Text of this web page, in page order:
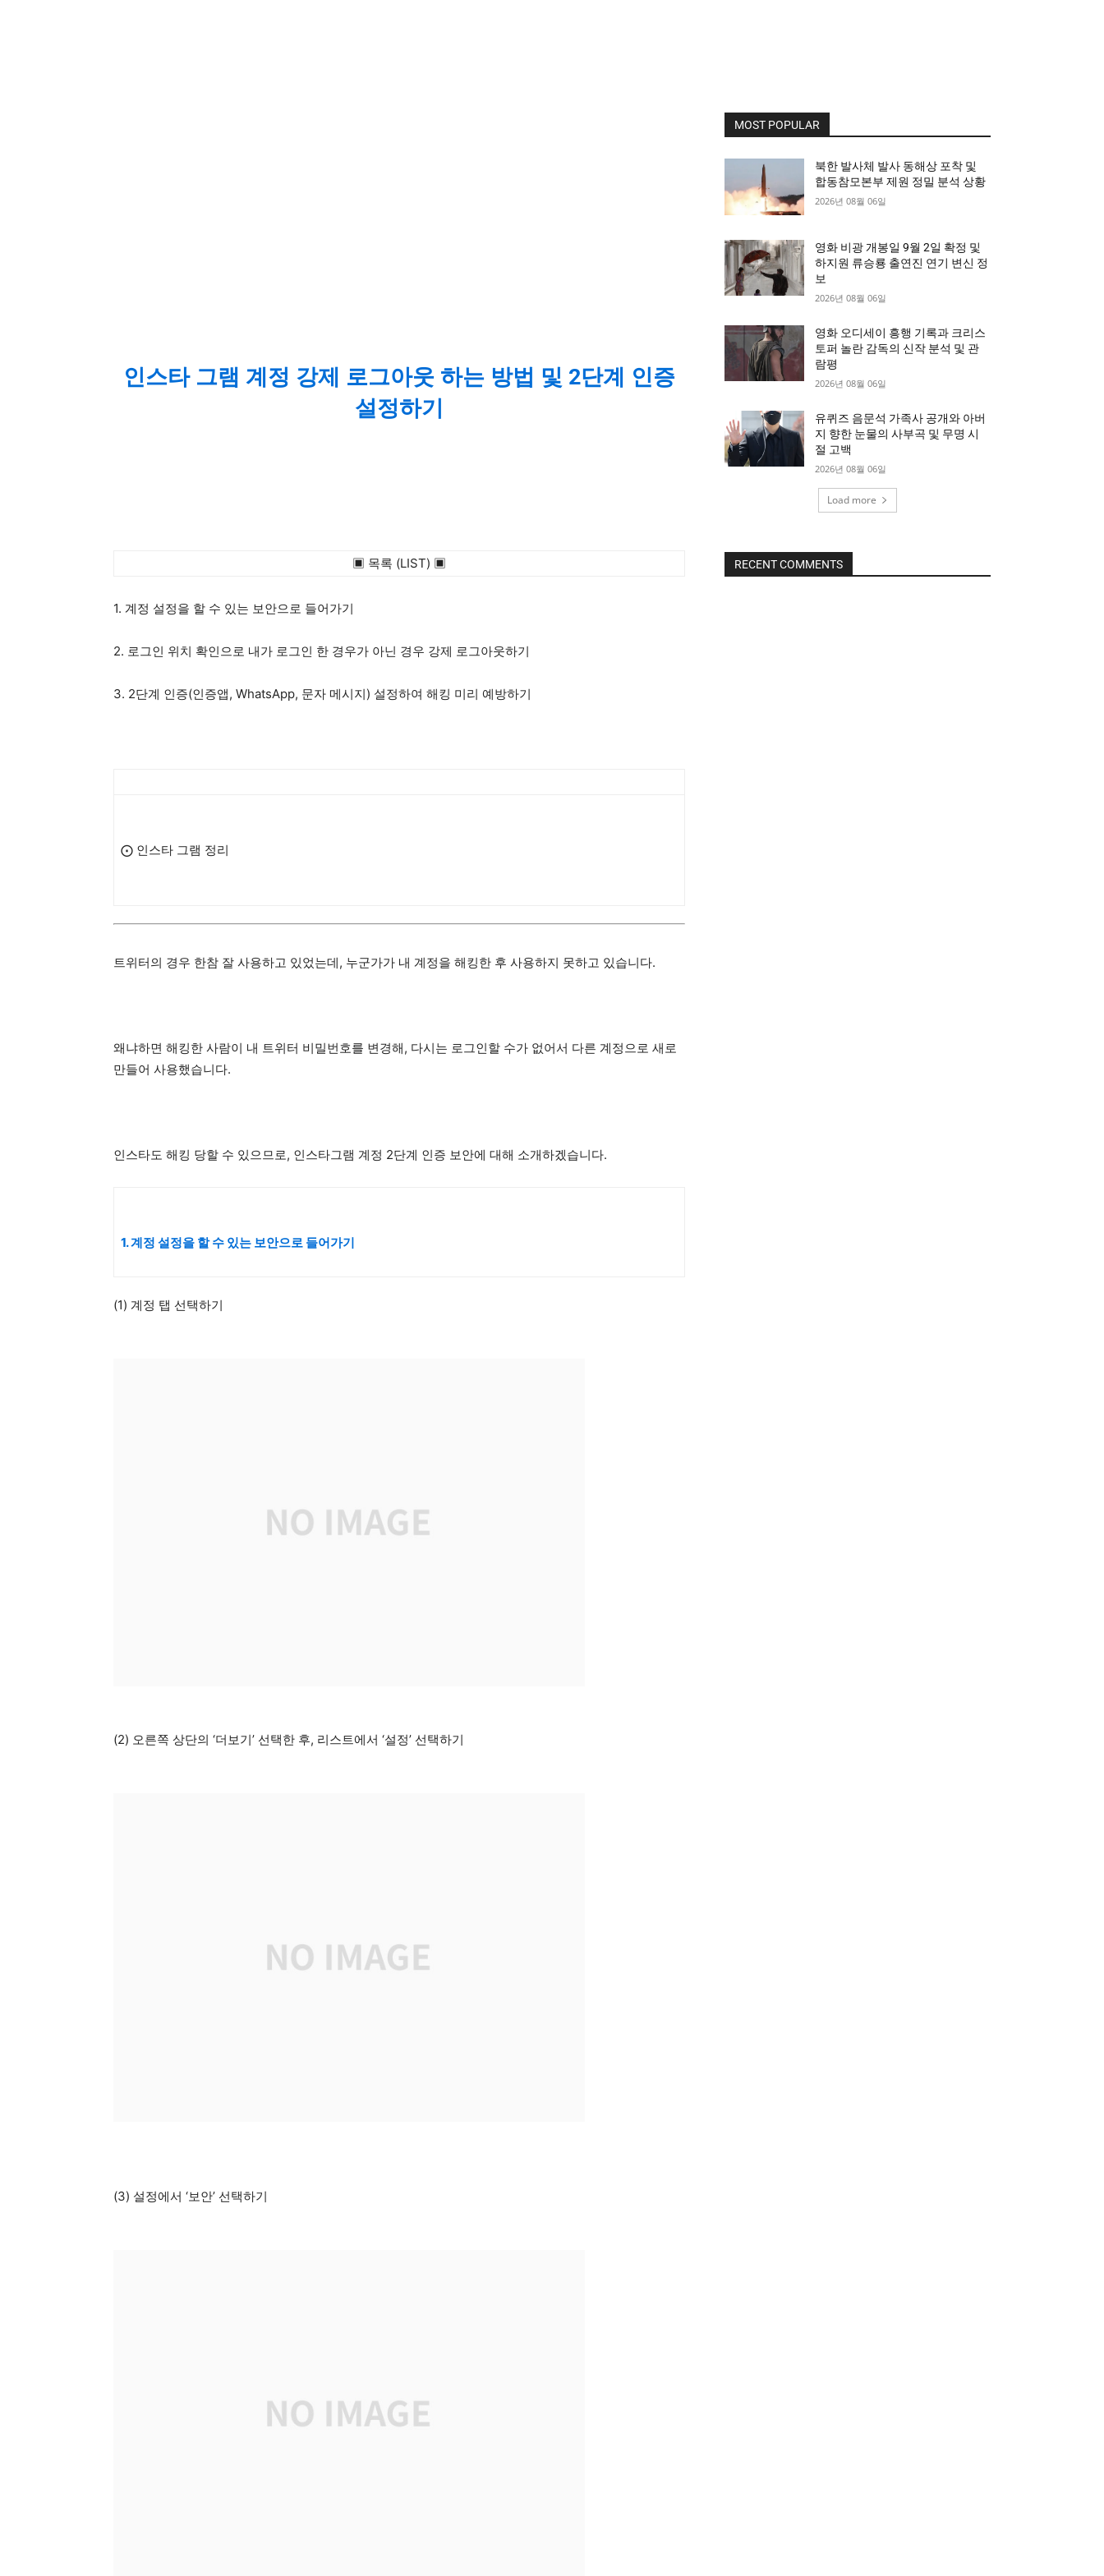
인스타 그램 계정 강제 로그아웃 하는 방법 및 2단계 인증
설정하기
▣ 목록 (LIST) ▣
1. 계정 설정을 할 수 있는 보안으로 들어가기
2. 로그인 위치 확인으로 내가 로그인 한 경우가 아닌 경우 강제 로그아웃하기
3. 2단계 인증(인증앱, WhatsApp, 문자 메시지) 설정하여 해킹 미리 예방하기
⨀ 인스타 그램 정리
트위터의 경우 한참 잘 사용하고 있었는데, 누군가가 내 계정을 해킹한 후 사용하지 못하고 있습니다.
왜냐하면 해킹한 사람이 내 트위터 비밀번호를 변경해, 다시는 로그인할 수가 없어서 다른 계정으로 새로
만들어 사용했습니다.
인스타도 해킹 당할 수 있으므로, 인스타그램 계정 2단계 인증 보안에 대해 소개하겠습니다.
1. 계정 설정을 할 수 있는 보안으로 들어가기
(1) 계정 탭 선택하기
(2) 오른쪽 상단의 ‘더보기’ 선택한 후, 리스트에서 ‘설정’ 선택하기
(3) 설정에서 ‘보안’ 선택하기
MOST POPULAR
북한 발사체 발사 동해상 포착 및
합동참모본부 제원 정밀 분석 상황
2026년 08월 06일
영화 비광 개봉일 9월 2일 확정 및
하지원 류승룡 출연진 연기 변신 정
보
2026년 08월 06일
영화 오디세이 흥행 기록과 크리스
토퍼 놀란 감독의 신작 분석 및 관
람평
2026년 08월 06일
유퀴즈 음문석 가족사 공개와 아버
지 향한 눈물의 사부곡 및 무명 시
절 고백
2026년 08월 06일
Load more
RECENT COMMENTS